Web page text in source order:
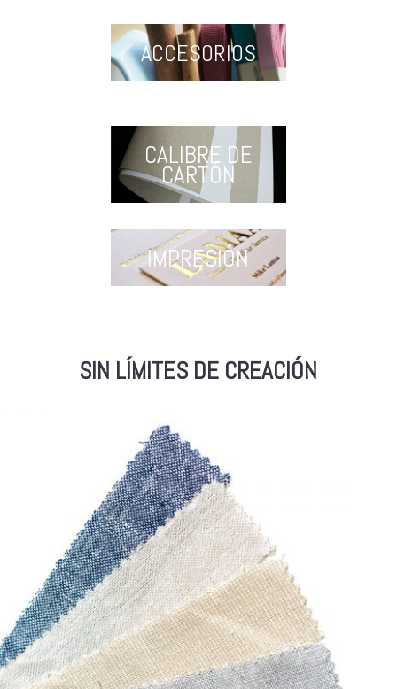
ACCESORIOS
CALIBRE DE
CARTÓN
IMPRESIÓN
SIN LÍMITES DE CREACIÓN